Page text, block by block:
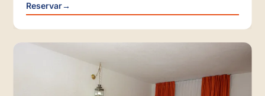
Reservar→